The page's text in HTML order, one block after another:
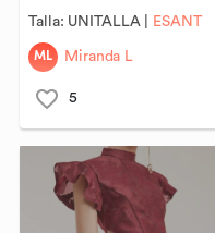
Talla: UNITALLA| ESANT
ML Miranda L
5